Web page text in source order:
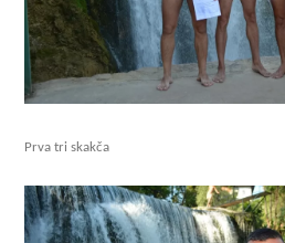
Prva tri skakča